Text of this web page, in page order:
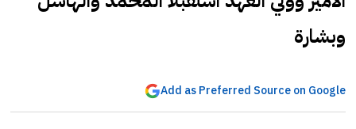
وبشارة
Add as Preferred Source on Google